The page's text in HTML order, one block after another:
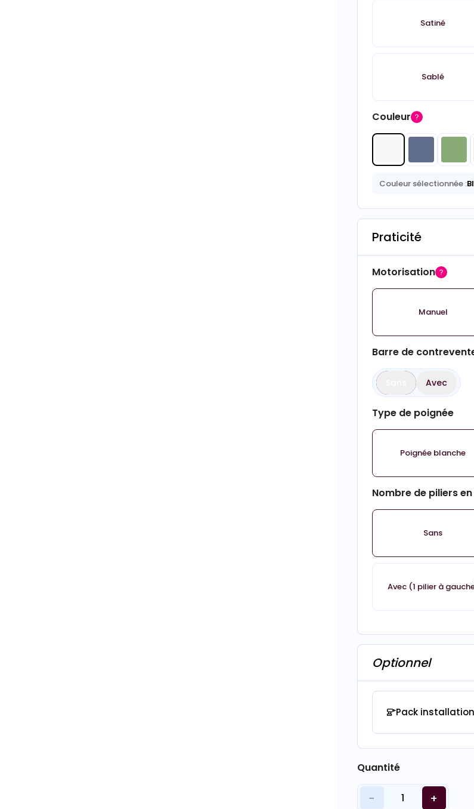
Satiné
Sablé
Couleur
Couleur sélectionnée :
Praticité
Motorisation
Manuel
Barre de
Avec
Type de poignée
Poignée blanche
Nombre de piliers
Sans
Avec (1 pilier à
Optionnel
Pack installation
Quantité
− 1 +